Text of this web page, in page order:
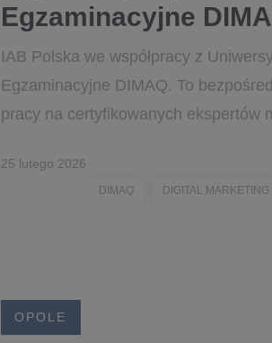
Egzaminacyjne
IAB Polska we współpracy z
Egzaminacyjne DIMAQ. To
pracy na certyfikowanych ekspertów
25 lutego 2026
DIMAQ DIGITAL MARKETING
OPOLE